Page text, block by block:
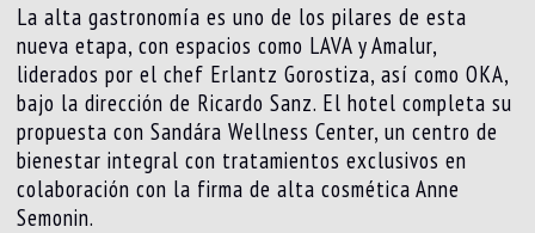
La alta gastronomía es uno de los pilares de esta
nueva etapa, con espacios como LAVA y Amalur,
liderados por el chef Erlantz Gorostiza, así como OKA,
bajo la dirección de Ricardo Sanz. El hotel completa su
propuesta con Sandára Wellness Center, un centro de
bienestar integral con tratamientos exclusivos en
colaboración con la firma de alta cosmética Anne
Semonin.